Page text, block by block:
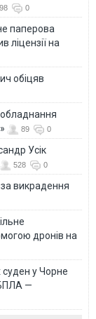
98 0
паперова
ліцензії на
обіцяв
89 0
Усік
528 0
викрадення
дронів на
у Чорне
—